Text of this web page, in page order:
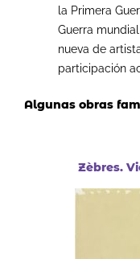
la Primera
Guerra
nueva de
participación
Algunas obras
Zèbres.